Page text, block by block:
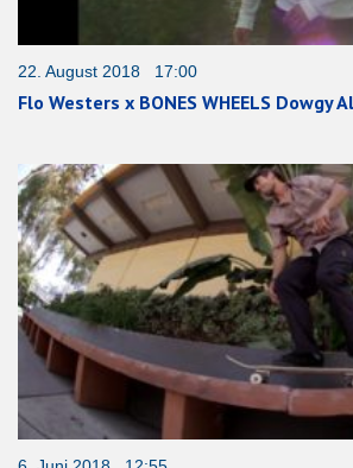
22. August 2018 17:00
Flo Westers x BONES WHEELS Dowgy